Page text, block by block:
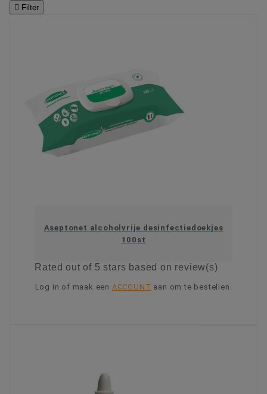
 Filter
Aseptonet alcoholvrije desinfectiedoekjes
100st
Ratedout of 5 stars based on review(s)
Log in of maak een ACCOUNT aan om te bestellen.